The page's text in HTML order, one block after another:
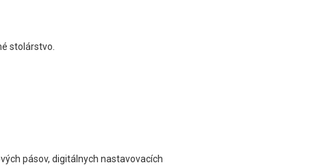
stolárstvo.
pásov, digitálnych nastavovacích